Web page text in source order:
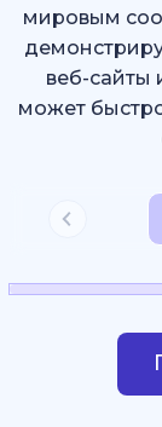
мировым
веб-сайты
может